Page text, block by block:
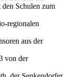
Schulen zum
regionalen
aus der
von der